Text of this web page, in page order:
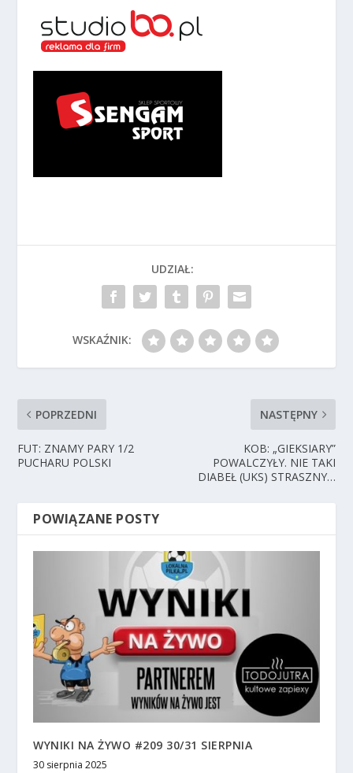
UDZIAŁ:
WSKAŹNIK:
POPRZEDNI
FUT: ZNAMY PARY 1/2
PUCHARU POLSKI
NASTĘPNY
KOB: „GIEKSIARY”
POWALCZYŁY. NIE TAKI
DIABEŁ (UKS) STRASZNY…
POWIĄZANE POSTY
WYNIKI NA ŻYWO #209 30/31 SIERPNIA
30 sierpnia 2025